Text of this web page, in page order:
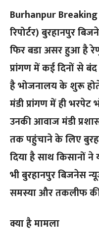
Burhanpur
रिपोर्टर) बुरहानपुर
फिर बडा असर हुआ है
प्रांगण में कई दिनों से
है भोजनालय के शुरू
मंडी प्रांगण में ही
उनकी आवाज मंडी
तक पहुंचाने के लिए
दिया है साथ किसानों
भी बुरहानपुर बिजनेस
समस्या और तकलीफ
क्या है मामला